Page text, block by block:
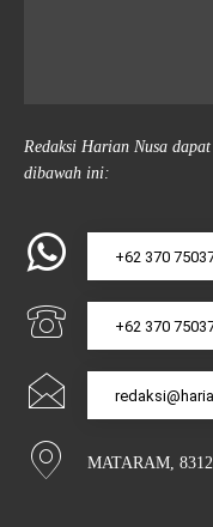
Redaksi Harian Nusa
dibawah ini:
+62 370
+62 370
MATARAM,